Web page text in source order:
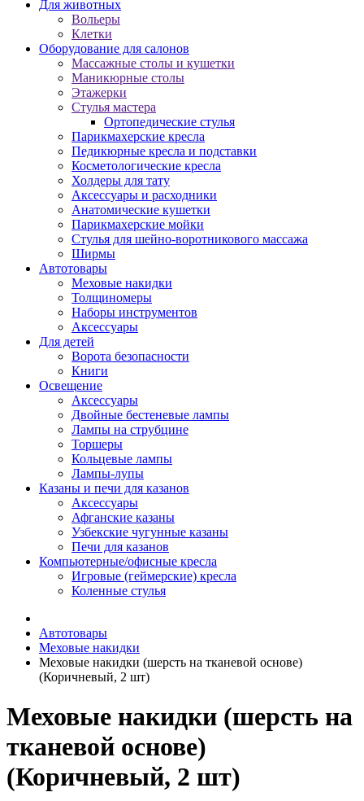
Для животных
Вольеры
Клетки
Оборудование для салонов
Массажные столы и кушетки
Маникюрные столы
Этажерки
Стулья мастера
Ортопедические стулья
Парикмахерские кресла
Педикюрные кресла и подставки
Косметологические кресла
Холдеры для тату
Аксессуары и расходники
Анатомические кушетки
Парикмахерские мойки
Стулья для шейно-воротникового массажа
Ширмы
Автотовары
Меховые накидки
Толщиномеры
Наборы инструментов
Аксессуары
Для детей
Ворота безопасности
Книги
Освещение
Аксессуары
Двойные бестеневые лампы
Лампы на струбцине
Торшеры
Кольцевые лампы
Лампы-лупы
Казаны и печи для казанов
Аксессуары
Афганские казаны
Узбекские чугунные казаны
Печи для казанов
Компьютерные/офисные кресла
Игровые (геймерские) кресла
Коленные стулья
Автотовары
Меховые накидки
Меховые накидки (шерсть на тканевой основе)
(Коричневый, 2 шт)
Меховые накидки (шерсть на
тканевой основе)
(Коричневый, 2 шт)